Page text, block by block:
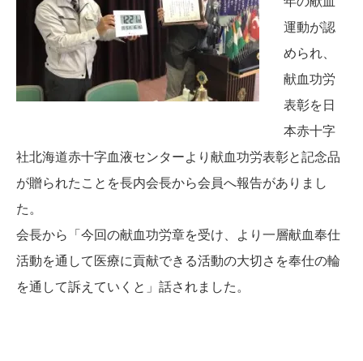
運動が認
められ、
献血功労
表彰を日
本赤十字
社北海道赤十字血液センターより献血功労表彰と記念品
が贈られたことを長内会長から会員へ報告がありまし
た。
会長から「今回の献血功労章を受け、より一層献血奉仕
活動を通して医療に貢献できる活動の大切さを奉仕の輪
を通して訴えていくと」話されました。